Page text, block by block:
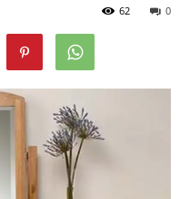
0
62